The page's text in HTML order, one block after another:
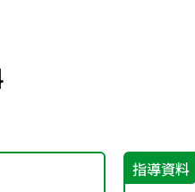
指導資料